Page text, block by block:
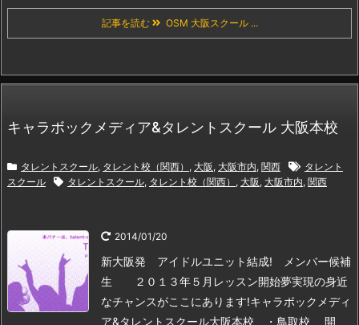
記事を読む OSM 大阪スクール ...
キャラボックメディア&タレントスクール 大阪本校
タレントスクール, タレント校（関西） , 大阪, 大阪市内, 関西
タレント
スクール
タレントスクール, タレント校（関西） , 大阪, 大阪市内, 関西
2014/01/20
新大阪発 アイドルユニット結成! メンバー候補
生 ２０１３年５月レッスン開始夢実現の身近
なチャンスがここにあります!キャラボックメディ
ア&タレントスクール大阪本校 ・鳥取校 開